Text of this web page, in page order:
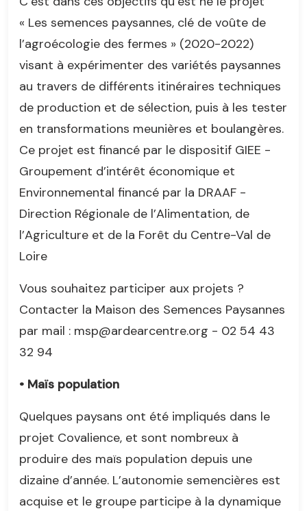
« Les semences paysannes, clé de voûte de
l’agroécologie des fermes » (2020-2022)
visant à expérimenter des variétés paysannes
au travers de différents itinéraires techniques
de production et de sélection, puis à les tester
en transformations meunières et boulangères.
Ce projet est financé par le dispositif GIEE -
Groupement d’intérêt économique et
Environnemental financé par la DRAAF -
Direction Régionale de l’Alimentation, de
l’Agriculture et de la Forêt du Centre-Val de
Loire
Vous souhaitez participer aux projets ?
Contacter la Maison des Semences Paysannes
par mail : msp@ardearcentre.org - 02 54 43
32 94
• Maïs population
Quelques paysans ont été impliqués dans le
projet Covalience, et sont nombreux à
produire des maïs population depuis une
dizaine d’année. L’autonomie semencières est
acquise et le groupe participe à la dynamique